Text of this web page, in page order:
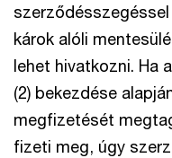
károk alóli
lehet hivatkozni. Ha
(2) bekezdése
megfizetését
fizeti meg, úgy